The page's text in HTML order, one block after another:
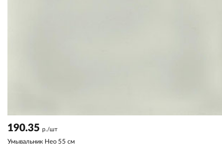
190.35 р./шт
Умывальник Нео 55 см